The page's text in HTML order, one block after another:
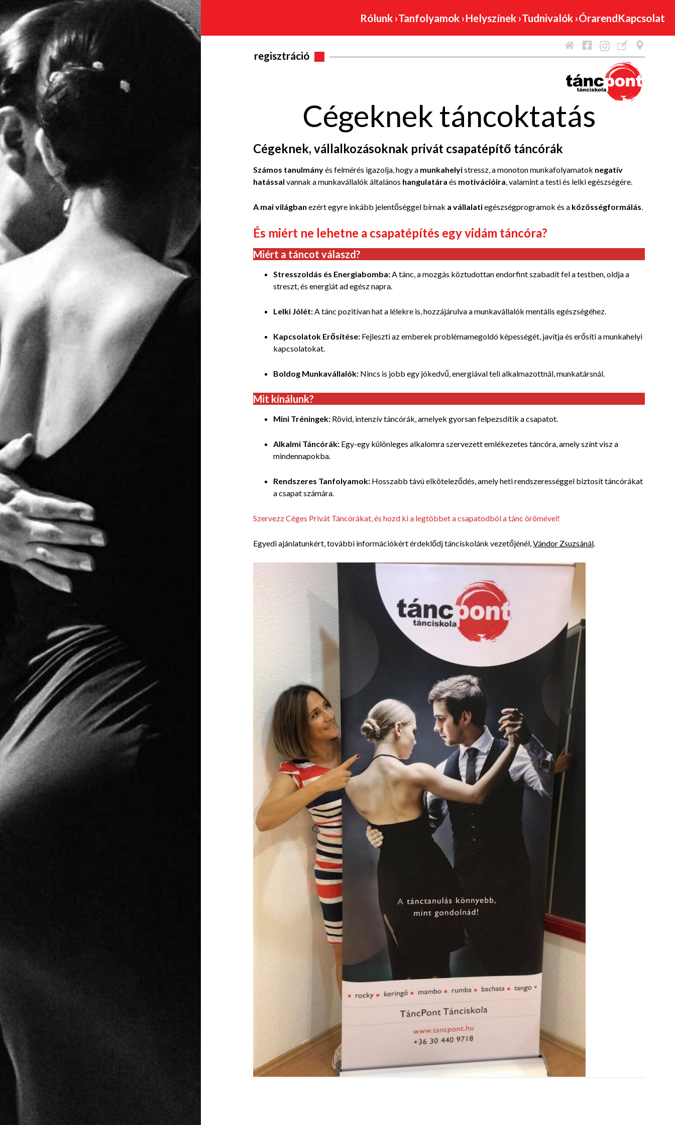
Rólunk ›Tanfolyamok ›Helyszínek ›Tudnivalók ›ÓrarendKapcsolat
regisztráció
Cégeknek táncoktatás
Cégeknek, vállalkozásoknak privát csapatépítő táncórák
Számos tanulmányés felmérés igazolja, hogy a munkahelyistressz, a monoton munkafolyamatok negatív
hatással vannak a munkavállalók általános hangulatára és motivációira, valamint a testi és lelki egészségére.
A mai világban ezért egyre inkább jelentőséggel bírnak a vállalatiegészségprogramok és a közösségformálás.
És miért ne lehetne a csapatépítés egy vidám táncóra?
Miért a táncot válaszd?
Stresszoldás és Energiabomba:A tánc, a mozgás köztudottan endorfint szabadít fel a testben, oldja a
streszt, és energiát ad egész napra.
Lelki Jólét:A tánc pozitívan hat a lélekre is, hozzájárulva a munkavállalók mentális egészségéhez.
Kapcsolatok Erősítése: Fejleszti az emberek problémamegoldó képességét, javítja és erősíti a munkahelyi
kapcsolatokat.
Boldog Munkavállalók: Nincs is jobb egy jókedvű, energiával teli alkalmazottnál, munkatársnál.
Mit kínálunk?
Mini Tréningek: Rövid, intenzív táncórák, amelyek gyorsan felpezsdítik a csapatot.
Alkalmi Táncórák: Egy-egy különleges alkalomra szervezett emlékezetes táncóra, amely színt visz a
mindennapokba.
Rendszeres Tanfolyamok: Hosszabb távú elköteleződés, amely heti rendszerességgel biztosít táncórákat
a csapat számára.
Szervezz Céges Privát Táncórákat, és hozd ki a legtöbbet a csapatodból a tánc örömével!
Egyedi ajánlatunkért, további információkért érdeklődj tánciskolánk vezetőjénél,Vándor Zsuzsánál.